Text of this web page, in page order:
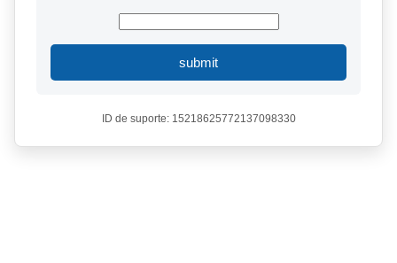
submit
ID de suporte: 15218625772137098330